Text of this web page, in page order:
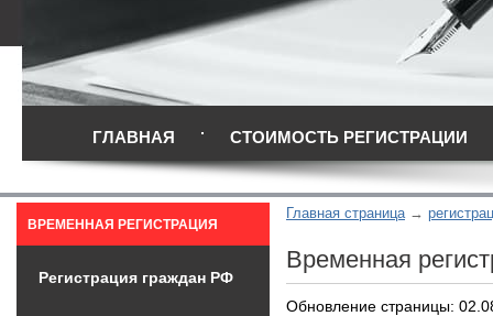
ГЛАВНАЯ СТОИМОСТЬ РЕГИСТРАЦИИ
Главная страница
Временная
Обновление страницы:
ВРЕМЕННАЯ РЕГИСТРАЦИЯ
Регистрация граждан РФ